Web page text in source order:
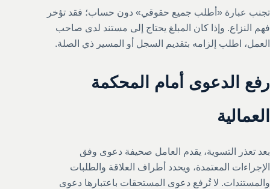
تجنب عبارة «أطلب جميع حقوقي» دون حساب؛ فقد تؤخر
فهم النزاع. وإذا كان المبلغ يحتاج إلى مستند لدى صاحب
العمل، اطلب إلزامه بتقديم السجل أو المسير ذي الصلة.
رفع الدعوى أمام المحكمة
العمالية
بعد تعذر التسوية، يقدم العامل صحيفة دعوى وفق
الإجراءات المعتمدة، ويحدد أطراف العلاقة والطلبات
والمستندات. لا تُرفع دعوى المستحقات باعتبارها دعوى